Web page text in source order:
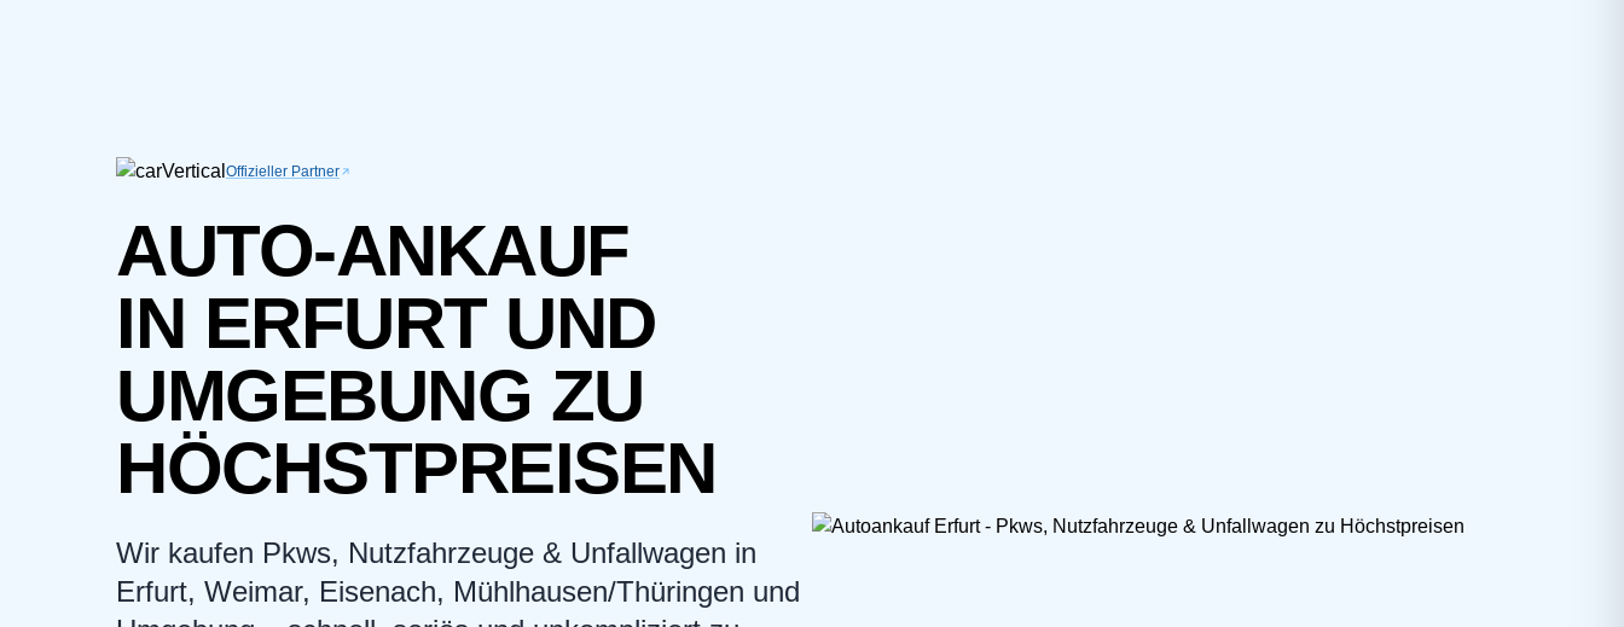
Offizieller Partner
AUTO-ANKAUF
IN ERFURT UND
UMGEBUNG ZU
HÖCHSTPREISEN
Wir kaufen Pkws, Nutzfahrzeuge & Unfallwagen in
Erfurt, Weimar, Eisenach, Mühlhausen/Thüringen und